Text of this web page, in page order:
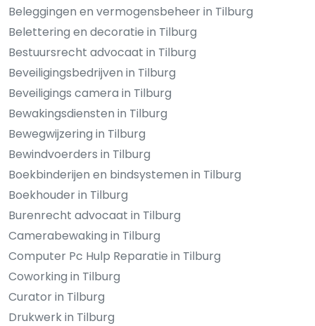
Beleggingen en vermogensbeheer in Tilburg
Belettering en decoratie in Tilburg
Bestuursrecht advocaat in Tilburg
Beveiligingsbedrijven in Tilburg
Beveiligings camera in Tilburg
Bewakingsdiensten in Tilburg
Bewegwijzering in Tilburg
Bewindvoerders in Tilburg
Boekbinderijen en bindsystemen in Tilburg
Boekhouder in Tilburg
Burenrecht advocaat in Tilburg
Camerabewaking in Tilburg
Computer Pc Hulp Reparatie in Tilburg
Coworking in Tilburg
Curator in Tilburg
Drukwerk in Tilburg